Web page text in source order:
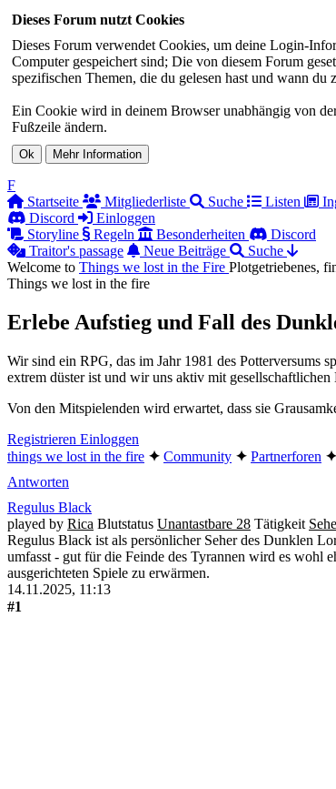
Dieses Forum nutzt Cookies
Dieses Forum verwendet Cookies, um deine Login-
Computer gespeichert sind; Die von diesem Forum
spezifischen Themen, die du gelesen hast und wann du
Ein Cookie wird in deinem Browser unabhängig von
Fußzeile ändern.
F
Startseite
Mitgliederliste Suche Listen
Discord
Einloggen
Storyline
Regeln Besonderheiten
Discord
Traitor's passage
Neue Beiträge
Suche
Welcome to Things we lost in the Fire Plotgetriebenes,
Things we lost in the fire
Erlebe Aufstieg und Fall des
Wir sind ein RPG, das im Jahr 1981 des Potterversums
extrem düster ist und wir uns aktiv mit gesellschaftlichen
Von den Mitspielenden wird erwartet, dass sie
Registrieren Einloggen
things we lost in the fire ✦︎ Community ✦︎ Partnerforen ✦︎
Antworten
Regulus Black
played by Rica Blutstatus Unantastbare 28 Tätigkeit
Regulus Black ist als persönlicher Seher des Dunklen
umfasst - gut für die Feinde des Tyrannen wird es wohl
ausgerichteten Spiele zu erwärmen.
14.11.2025, 11:13
#1